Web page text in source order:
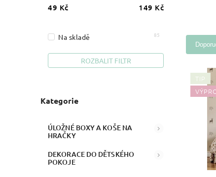
49 Kč 149 Kč
Na skladě 85
ROZBALIT FILTR
Kategorie
ÚLOŽNÉ BOXY A KOŠE NA
HRAČKY
DEKORACE DO DĚTSKÉHO
POKOJE
TIP